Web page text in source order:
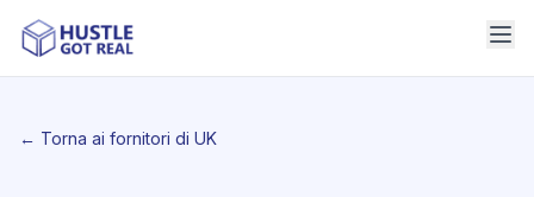
← Torna ai fornitori di UK